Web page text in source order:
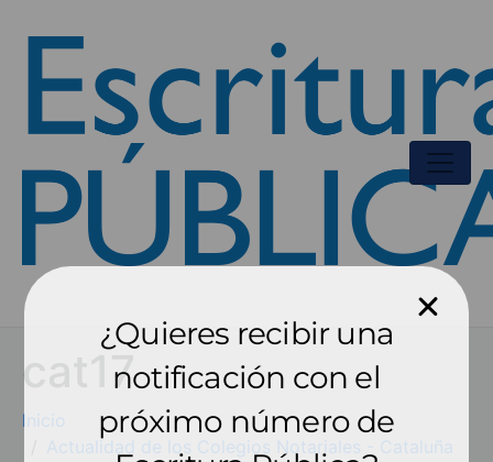
cat17
Inicio
Actualidad de los Colegios Notariales - Cataluña
¿Quieres recibir una
notificación con el
próximo número de